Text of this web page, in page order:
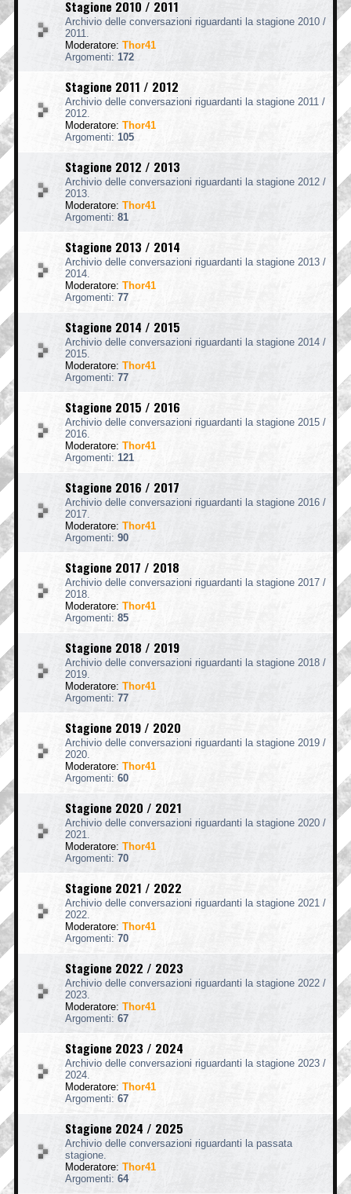
Stagione 2010 / 2011
Archivio delle conversazioni riguardanti la stagione 2010 /
2011.
Moderatore: Thor41
Argomenti: 172
Stagione 2011 / 2012
Archivio delle conversazioni riguardanti la stagione 2011 /
2012.
Moderatore: Thor41
Argomenti: 105
Stagione 2012 / 2013
Archivio delle conversazioni riguardanti la stagione 2012 /
2013.
Moderatore: Thor41
Argomenti: 81
Stagione 2013 / 2014
Archivio delle conversazioni riguardanti la stagione 2013 /
2014.
Moderatore: Thor41
Argomenti: 77
Stagione 2014 / 2015
Archivio delle conversazioni riguardanti la stagione 2014 /
2015.
Moderatore: Thor41
Argomenti: 77
Stagione 2015 / 2016
Archivio delle conversazioni riguardanti la stagione 2015 /
2016.
Moderatore: Thor41
Argomenti: 121
Stagione 2016 / 2017
Archivio delle conversazioni riguardanti la stagione 2016 /
2017.
Moderatore: Thor41
Argomenti: 90
Stagione 2017 / 2018
Archivio delle conversazioni riguardanti la stagione 2017 /
2018.
Moderatore: Thor41
Argomenti: 85
Stagione 2018 / 2019
Archivio delle conversazioni riguardanti la stagione 2018 /
2019.
Moderatore: Thor41
Argomenti: 77
Stagione 2019 / 2020
Archivio delle conversazioni riguardanti la stagione 2019 /
2020.
Moderatore: Thor41
Argomenti: 60
Stagione 2020 / 2021
Archivio delle conversazioni riguardanti la stagione 2020 /
2021.
Moderatore: Thor41
Argomenti: 70
Stagione 2021 / 2022
Archivio delle conversazioni riguardanti la stagione 2021 /
2022.
Moderatore: Thor41
Argomenti: 70
Stagione 2022 / 2023
Archivio delle conversazioni riguardanti la stagione 2022 /
2023.
Moderatore: Thor41
Argomenti: 67
Stagione 2023 / 2024
Archivio delle conversazioni riguardanti la stagione 2023 /
2024.
Moderatore: Thor41
Argomenti: 67
Stagione 2024 / 2025
Archivio delle conversazioni riguardanti la passata
stagione.
Moderatore: Thor41
Argomenti: 64